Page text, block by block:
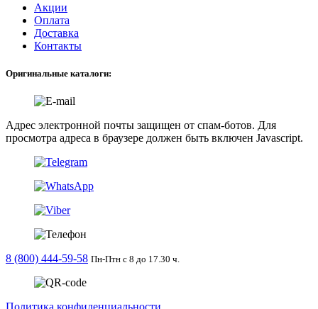
Акции
Оплата
Доставка
Контакты
Оригинальные каталоги:
Адрес электронной почты защищен от спам-ботов. Для
просмотра адреса в браузере должен быть включен Javascript.
8 (800) 444-59-58 Пн-Птн с 8 до 17.30 ч.